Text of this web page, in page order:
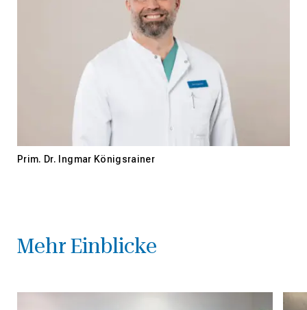
Prim. Dr. Ingmar Königsrainer
Mehr Einblicke